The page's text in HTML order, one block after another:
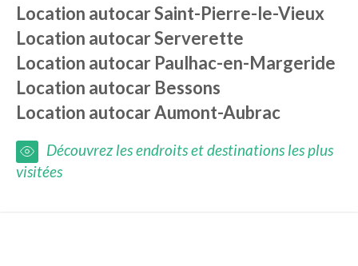
Location autocarSaint-Pierre-le-Vieux
Location autocarServerette
Location autocar Paulhac-en-Margeride
Location autocar Bessons
Location autocarAumont-Aubrac
Découvrez les endroits et destinations les plus
visitées